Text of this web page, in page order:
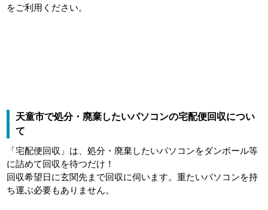
をご利用ください。
天童市で処分・廃棄したいパソコンの宅配便回収につい
て
「宅配便回収」は、処分・廃棄したいパソコンをダンボール等
に詰めて回収を待つだけ！
回収希望日に玄関先まで回収に伺います。重たいパソコンを持
ち運ぶ必要もありません。